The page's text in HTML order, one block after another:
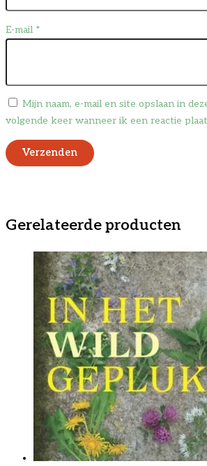
E-mail *
Mijn naam, e-mail en site opslaan in
volgende keer wanneer ik een reactie
Gerelateerde producten